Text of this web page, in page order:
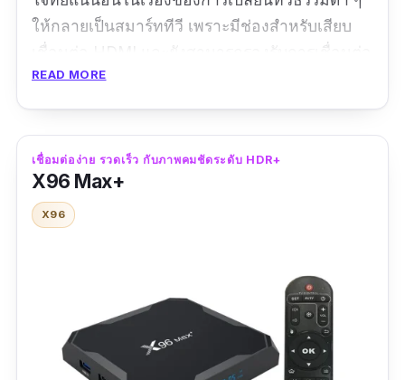
ให้กลายเป็นสมาร์ททีวี เพราะมีช่องสำหรับเสียบ
เชื่อมต่อ HDMI และยังสามารถรองรับการเชื่อมต่อ
แบบ Wi-fi ได้อีกด้วย รองรับช่อง YouTube, HBO,
Netflix และอื่น ๆ ฯลฯ ให้ภาพคมชัด ใช้งานง่าย
ไม่มีกระตุก เหมาะสำหรับคนที่อยากได้กล่องสมา
ร์ททีวีที่ตอบโจทย์โดยองค์รวมเป็นอย่างมาก มา
พร้อมอุปกรณ์ในกล่องครบครัน สามารถติดตั้งได้
ด้วยตัวเองง่าย ๆ ไม่ยุ่งยาก
READ MORE
เชื่อมต่อง่าย รวดเร็ว กับภาพคมชัดระดับ HDR+
X96 Max+
X96